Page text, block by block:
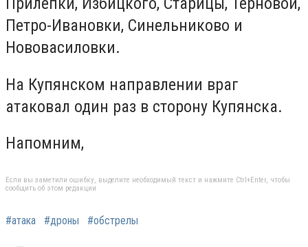
Петро-Ивановки, Синельниково и
Нововасиловки.
На Купянском направлении враг
атаковал один раз в сторону Купянска.
Напомним,
Если вы заметили ошибку, выделите необходимый текст и нажмите Ctrl+Enter, чтобы
сообщить об этом редакции
#атака #дроны #обстрелы